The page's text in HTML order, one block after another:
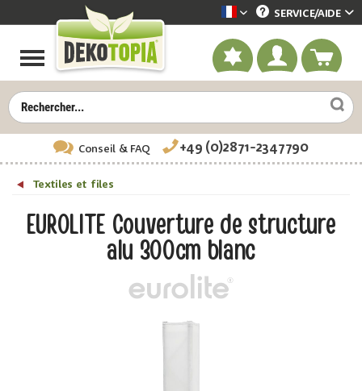
Dekotopia französisch
SERVICE/AIDE
Conseil& FAQ +49 (0)2871-2347790
Textiles et files
EUROLITE Couverture de structure
alu 300cm blanc